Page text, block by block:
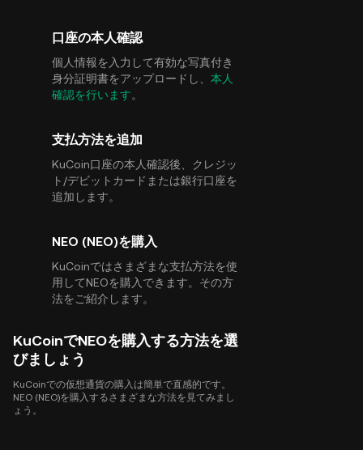
口座の本人確認
個人情報を入力して有効な写真付き
身分証明書をアップロードし、 本人
確認を行います。
支払方法を追加
KuCoin口座の本人確認後、クレジッ
ト/デビットカードまたは銀行口座を
追加します。
NEO (NEO)を購入
KuCoinではさまざまな支払方法を使
用してNEOを購入できます。その方
法をご紹介します。
KuCoinでNEOを購入する方法を選
びましょう
KuCoinでの仮想通貨の購入は簡単で直感的です。
NEO (NEO)を購入するさまざまな方法を見てみまし
ょう。